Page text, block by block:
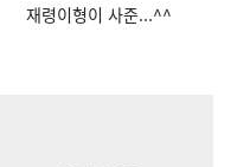
재령이형이 사준...^^